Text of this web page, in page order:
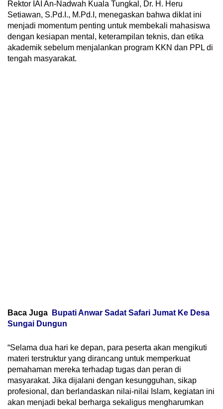
Rektor IAI An-Nadwah Kuala Tungkal, Dr. H. Heru
Setiawan, S.Pd.I., M.Pd.I, menegaskan bahwa diklat ini
menjadi momentum penting untuk membekali mahasiswa
dengan kesiapan mental, keterampilan teknis, dan etika
akademik sebelum menjalankan program KKN dan PPL di
tengah masyarakat.
Baca Juga
Bupati Anwar Sadat Safari Jumat Ke Desa
Sungai Dungun
“Selama dua hari ke depan, para peserta akan mengikuti
materi terstruktur yang dirancang untuk memperkuat
pemahaman mereka terhadap tugas dan peran di
masyarakat. Jika dijalani dengan kesungguhan, sikap
profesional, dan berlandaskan nilai-nilai Islam, kegiatan ini
akan menjadi bekal berharga sekaligus mengharumkan